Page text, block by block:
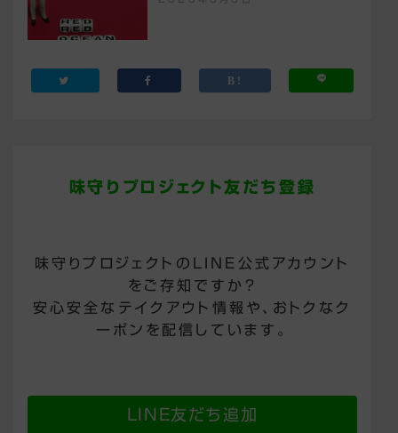
味守りプロジェクト友だち登録
味守りプロジェクトのLINE公式アカウント
をご存知ですか？
安心安全なテイクアウト情報や、おトクなク
ーポンを配信しています。
LINE友だち追加